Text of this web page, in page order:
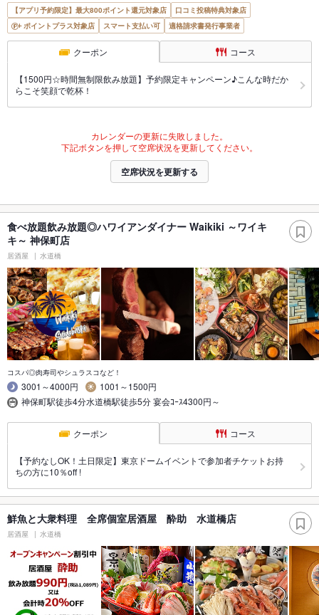
【アプリ予約限定】最大800ポイント還元対象店
口コミ投稿特典対象店
ポイントプラス対象店
スマート支払い可 適格請求書発行事業者
クーポン コース
【1500円☆時間無制限飲み放題】予約限定キャンペーン♪こんな時だか
らこそ笑顔で乾杯！
カレンダーの更新に失敗しました。
下記ボタンを押して空席状況を更新してください。
空席状況を更新する
食べ放題飲み放題◎ハワイアンダイナー Waikiki ～ワイキ
キ～ 神保町店
居酒屋 水道橋
コスパ◎肉寿司やシュラスコなど！
3001～4000円
1001～1500円
神保町駅徒歩4分水道橋駅徒歩5分 宴会ｺｰｽ4300円～
クーポン コース
【予約なしOK！土日限定】東京ドームイベントで参加者チケットお持
ちの方に10％off !
鮮魚と大衆料理 全席個室居酒屋 酔助 水道橋店
居酒屋 水道橋